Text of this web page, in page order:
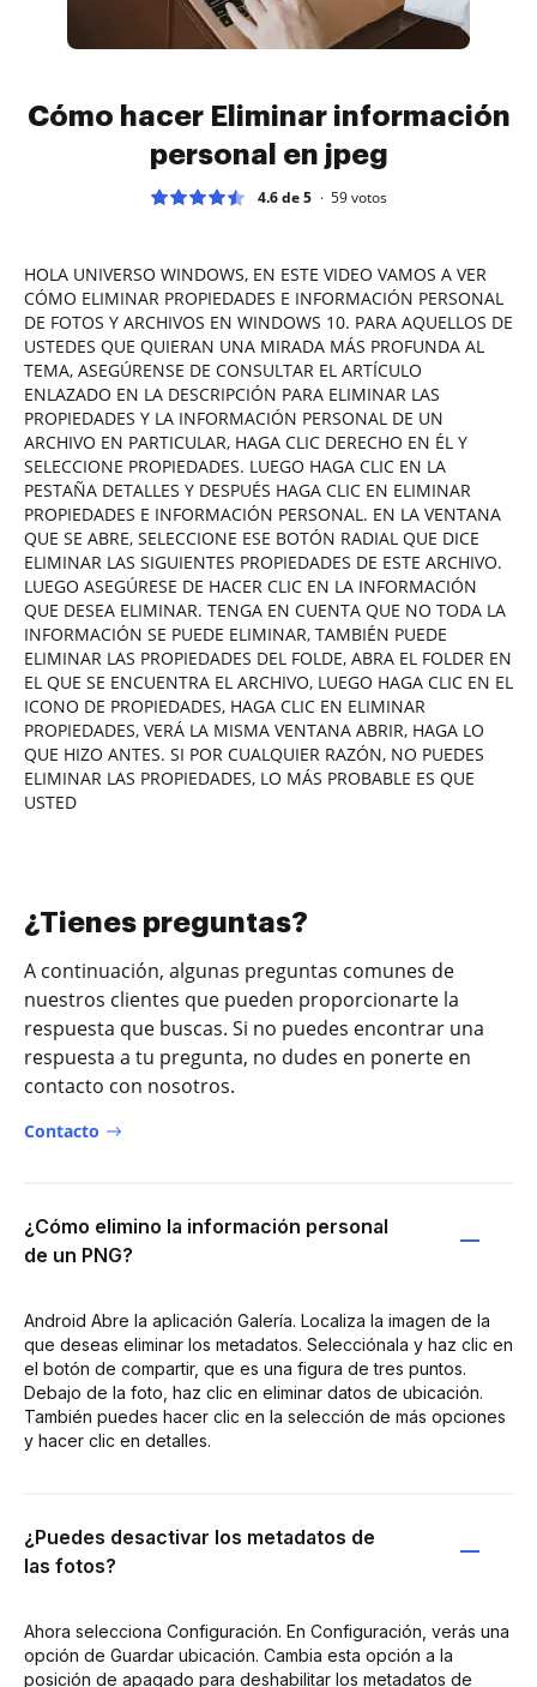
Cómo hacer Eliminar información
personal en jpeg
4.6 de 5 59votos
HOLA UNIVERSO WINDOWS, EN ESTE VIDEO VAMOS A VER
CÓMO ELIMINAR PROPIEDADES E INFORMACIÓN PERSONAL
DE FOTOS Y ARCHIVOS EN WINDOWS 10. PARA AQUELLOS DE
USTEDES QUE QUIERAN UNA MIRADA MÁS PROFUNDA AL
TEMA, ASEGÚRENSE DE CONSULTAR EL ARTÍCULO
ENLAZADO EN LA DESCRIPCIÓN PARA ELIMINAR LAS
PROPIEDADES Y LA INFORMACIÓN PERSONAL DE UN
ARCHIVO EN PARTICULAR, HAGA CLIC DERECHO EN ÉL Y
SELECCIONE PROPIEDADES. LUEGO HAGA CLIC EN LA
PESTAÑA DETALLES Y DESPUÉS HAGA CLIC EN ELIMINAR
PROPIEDADES E INFORMACIÓN PERSONAL. EN LA VENTANA
QUE SE ABRE, SELECCIONE ESE BOTÓN RADIAL QUE DICE
ELIMINAR LAS SIGUIENTES PROPIEDADES DE ESTE ARCHIVO.
LUEGO ASEGÚRESE DE HACER CLIC EN LA INFORMACIÓN
QUE DESEA ELIMINAR. TENGA EN CUENTA QUE NO TODA LA
INFORMACIÓN SE PUEDE ELIMINAR, TAMBIÉN PUEDE
ELIMINAR LAS PROPIEDADES DEL FOLDE, ABRA EL FOLDER EN
EL QUE SE ENCUENTRA EL ARCHIVO, LUEGO HAGA CLIC EN EL
ICONO DE PROPIEDADES, HAGA CLIC EN ELIMINAR
PROPIEDADES, VERÁ LA MISMA VENTANA ABRIR, HAGA LO
QUE HIZO ANTES. SI POR CUALQUIER RAZÓN, NO PUEDES
ELIMINAR LAS PROPIEDADES, LO MÁS PROBABLE ES QUE
USTED
¿Tienes preguntas?
A continuación, algunas preguntas comunes de
nuestros clientes que pueden proporcionarte la
respuesta que buscas. Si no puedes encontrar una
respuesta a tu pregunta, no dudes en ponerte en
contacto con nosotros.
Contacto
¿Cómo elimino la información personal
de un PNG?
Android Abre la aplicación Galería. Localiza la imagen de la
que deseas eliminar los metadatos. Selecciónala y haz clic en
el botón de compartir, que es una figura de tres puntos.
Debajo de la foto, haz clic en eliminar datos de ubicación.
También puedes hacer clic en la selección de más opciones
y hacer clic en detalles.
¿Puedes desactivar los metadatos de
las fotos?
Ahora selecciona Configuración. En Configuración, verás una
opción de Guardar ubicación. Cambia esta opción a la
posición de apagado para deshabilitar los metadatos de